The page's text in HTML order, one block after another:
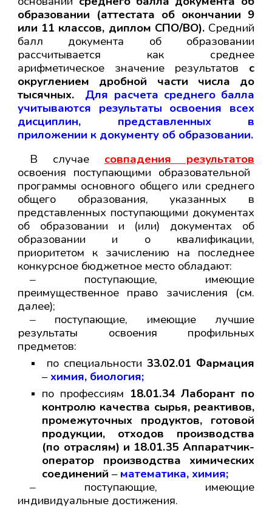
образовании (аттестата об окончании 9
или 11 классов, диплом СПО/ВО). Средний
балл документа об образовании
рассчитывается как среднее
арифметическое значение результатов с
округлением дробной части числа до
тысячных.
Для расчета среднего балла
учитываются результаты освоения всех
дисциплин, представленных в
приложении к документу об образовании.
В случае совпадения результатов
освоения поступающими образовательной
программы основного общего или среднего
общего образования, указанных в
представленных поступающими документах
об образовании и (или) документах об
образовании и о квалификации,
приоритетом к зачислению на последнее
конкурсное бюджетное место обладают:
‒ поступающие, имеющие
преимущественное право зачисления (см.
далее);
‒ поступающие, имеющие лучшие
результаты освоения профильных
предметов:
по специальности 33.02.01 Фармация
–химия, биология;
по профессиям 18.01.34 Лаборант по
контролю качества сырья, реактивов,
промежуточных продуктов, готовой
продукции, отходов производства
(по отраслям) и 18.01.35 Аппаратчик-
оператор производства химических
соединений –математика, химия;
‒ поступающие, имеющие
индивидуальные достижения.